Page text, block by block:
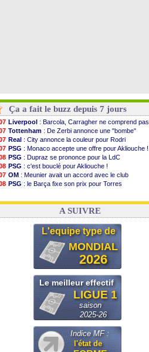
Ça a fait le buzz depuis 7 jours
Liverpool : Barcola, Carragher ne comprend pas
Tottenham : De Zerbi annonce une "bombe"
Real : City annonce la couleur pour Rodri
PSG : Monaco accepte une offre pour Akliouche !
PSG : Dupraz se prononce pour la LdC
PSG : c'est bouclé pour Akliouche !
OM : Meunier avait un accord avec le club
PSG : le Barça fixe son prix pour Torres
Barça: Torres souhaite rejoindre le PSG !
A SUIVRE
L'equipe type de
MONDIAL
2026
Le meilleur effectif
LIGUE 1
saison
2025-26
Indice MF :
l'état de